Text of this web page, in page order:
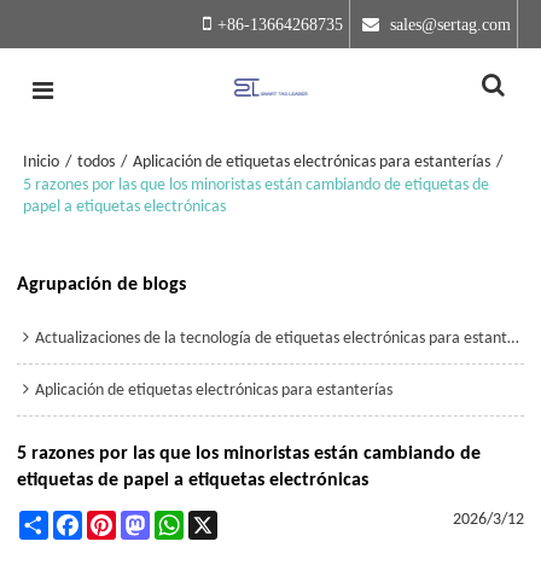
+86-13664268735 sales@sertag.com
Inicio / todos / Aplicación de etiquetas electrónicas para estanterías /
5 razones por las que los minoristas están cambiando de etiquetas de
papel a etiquetas electrónicas
Agrupación de blogs
Actualizaciones de la tecnología de etiquetas electrónicas para estanterías
Aplicación de etiquetas electrónicas para estanterías
5 razones por las que los minoristas están cambiando de
etiquetas de papel a etiquetas electrónicas
Share FacebookPinterestMastodonWhatsApp 2026/3/12